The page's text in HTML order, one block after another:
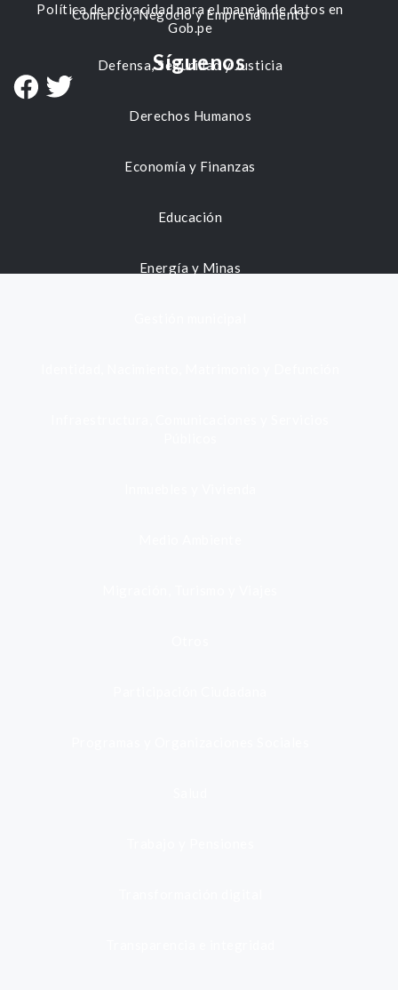
Comercio, Negocio y Emprendimiento
Defensa, Seguridad y Justicia
Derechos Humanos
Economía y Finanzas
Educación
Energía y Minas
Política de privacidad para el manejo de datos en
Gob.pe
Síguenos